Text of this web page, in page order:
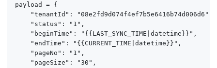
payload = {
    "tenantId": "08e2fd9d074f4ef7b5e6416b74d006d6",
    "status": "1",
    "beginTime": "{{LAST_SYNC_TIME|datetime}}",
    "endTime": "{{CURRENT_TIME|datetime}}",
    "pageNo": "1",
    "pageSize": "30",